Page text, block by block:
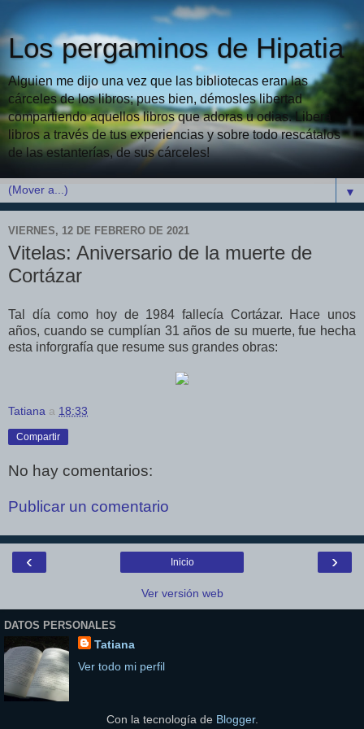
Los pergaminos de Hipatia
Alguien me dijo una vez que las bibliotecas eran las
cárceles de los libros; pues bien, démosles libertad
compartiendo aquellos libros que adoras u odias. Libera
libros a través de tus experiencias y sobre todo rescátalos
de las estanterías, de sus cárceles!
▼
VIERNES, 12 DE FEBRERO DE 2021
Vitelas: Aniversario de la muerte de
Cortázar
Tal día como hoy de 1984 fallecía Cortázar. Hace unos
años, cuando se cumplían 31 años de su muerte, fue hecha
esta inforgrafía que resume sus grandes obras:
Tatiana a 18:33
Compartir
No hay comentarios:
Publicar un comentario
‹ ›
Inicio
Ver versión web
DATOS PERSONALES
Tatiana
Ver todo mi perfil
Con la tecnología de Blogger.